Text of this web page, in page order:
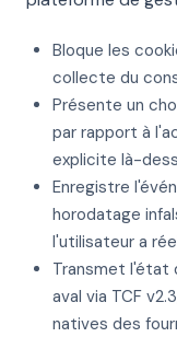
Bloque les
collecte du
Présente un
par rapport à
explicite là-
Enregistre
horodatage
l'utilisateur a
Transmet l'état
aval via TCF
natives des